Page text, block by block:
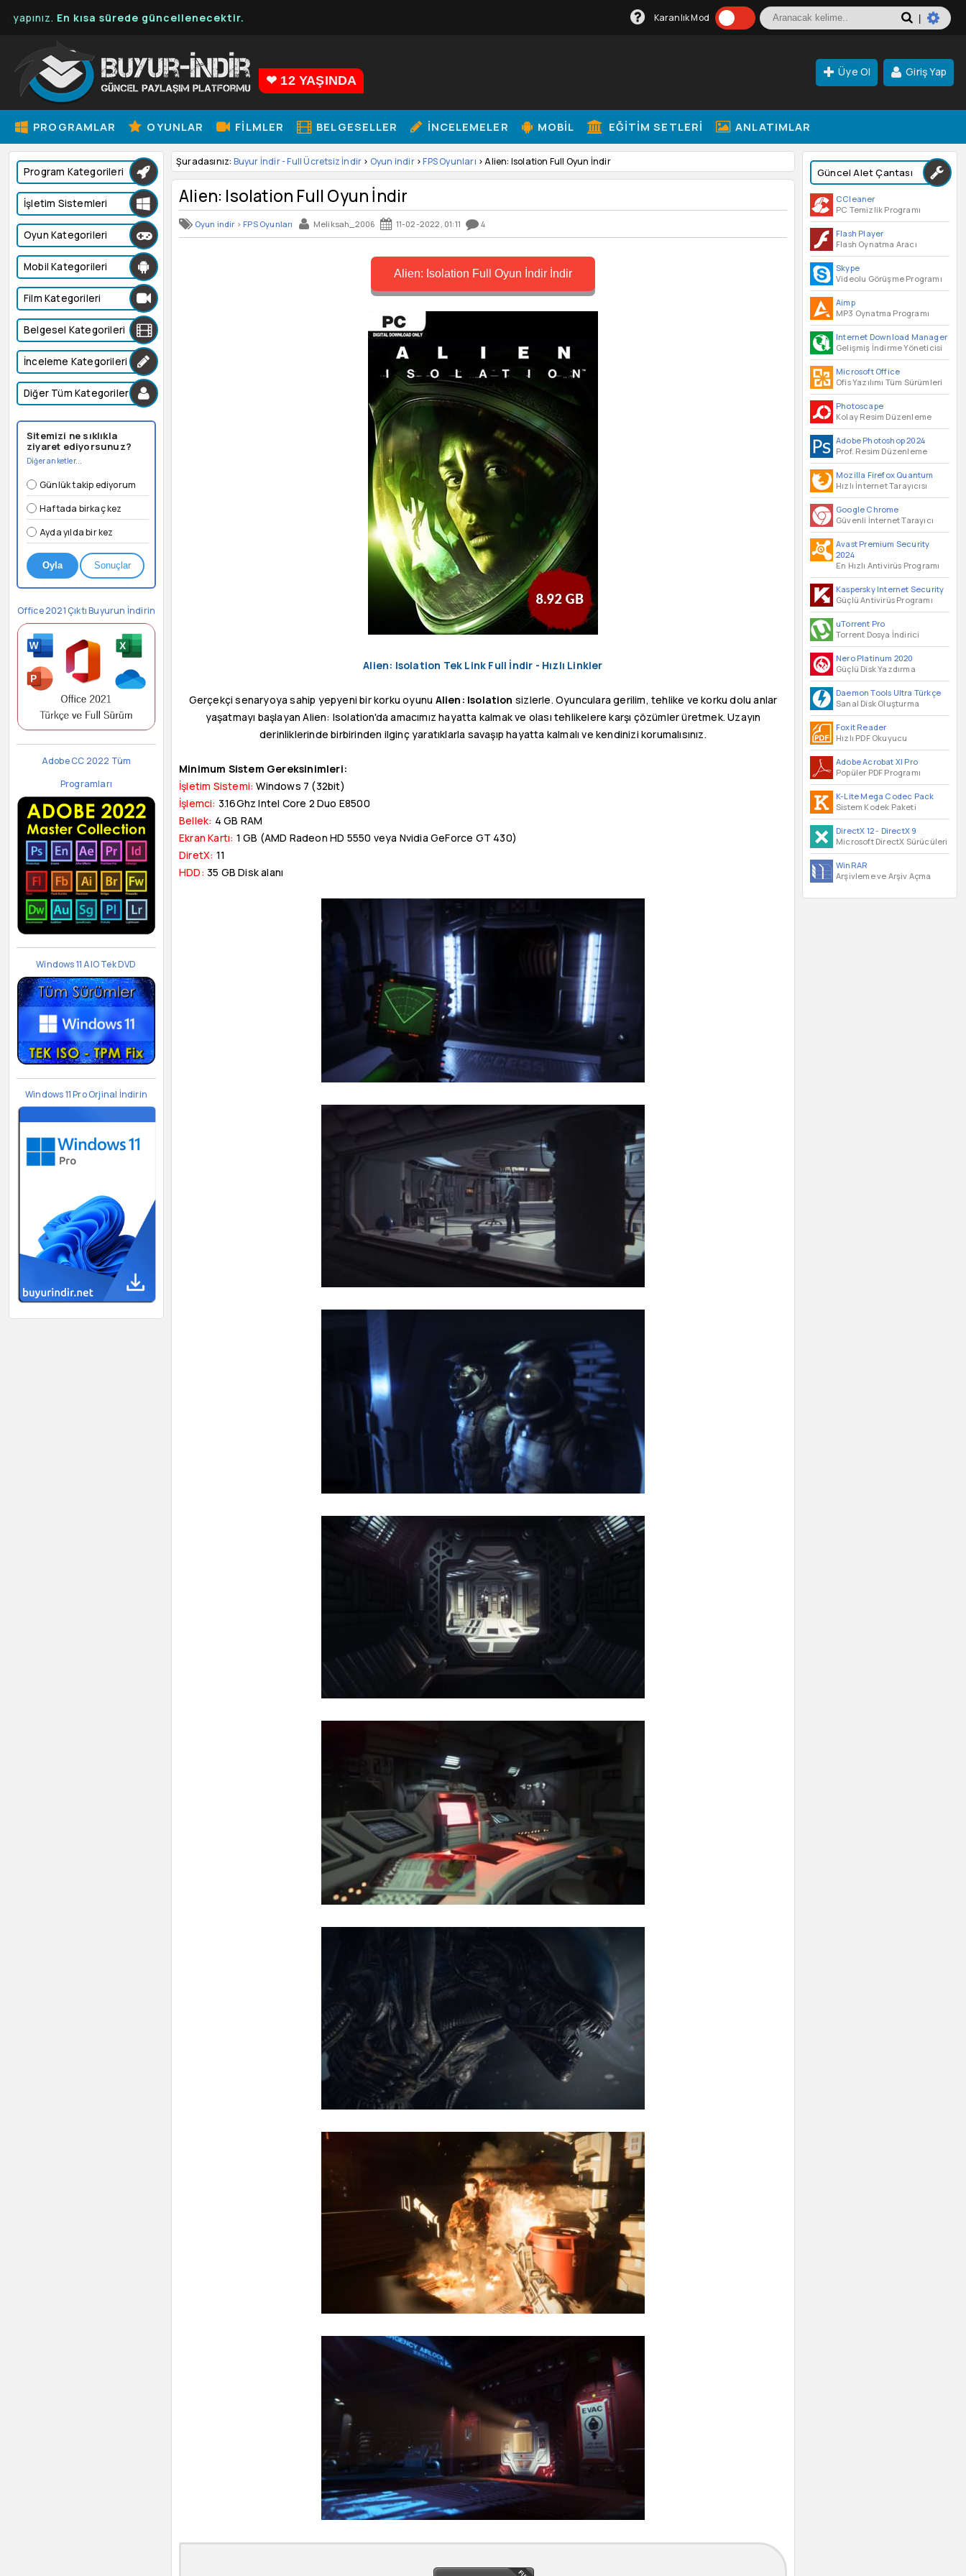
En kısa sürede güncellenecektir. Karanlık Mod
❤ 12 YAŞINDA
Üye Ol Giriş Yap
PROGRAMLAR OYUNLAR FILMLER BELGESELLER İNCELEMELER MOBIL EĞITIM SETLERI ANLATIMLAR
Güncel Alet Çantası
CCleaner
PC Temizlik Programı
Flash Player
Flash Oynatma Aracı
Skype
Videolu Görüşme Programı
Aimp
MP3 Oynatma Programı
Internet Download Manager
Gelişmiş İndirme Yöneticisi
Microsoft Office
Ofis Yazılımı Tüm Sürümleri
Photoscape
Kolay Resim Düzenleme
Adobe Photoshop 2024
Prof. Resim Düzenleme
Mozilla Firefox Quantum
Hızlı İnternet Tarayıcısı
Google Chrome
Güvenli İnternet Tarayıcı
Avast Premium Security
2024
En Hızlı Antivirüs Programı
Kaspersky Internet Security
Güçlü Antivirüs Programı
uTorrent Pro
Torrent Dosya İndirici
Nero Platinum 2020
Güçlü Disk Yazdırma
Daemon Tools Ultra Türkçe
Sanal Disk Oluşturma
Foxit Reader
Hızlı PDF Okuyucu
Adobe Acrobat XI Pro
Popüler PDF Programı
K-Lite Mega Codec Pack
Sistem Kodek Paketi
DirectX 12- DirectX 9
Microsoft DirectX Sürücüleri
WinRAR
Arşivleme ve Arşiv Açma
Program Kategorileri
İşletim Sistemleri
Oyun Kategorileri
Mobil Kategorileri
Film Kategorileri
Belgesel Kategorileri
İnceleme Kategorileri
Diğer Tüm Kategoriler
Sitemizi ne sıklıkla
ziyaret ediyorsunuz?
Diğer anketler...
Günlük takip ediyorum
Haftada birkaç kez
Ayda yılda bir kez
Oyla Sonuçlar
Office 2021 Çıktı Buyurun İndirin
Adobe CC 2022 Tüm
Programları
Windows 11 AIO Tek DVD
Windows 11 Pro Orjinal İndirin
Şuradasınız: Buyur İndir - Full Ücretsiz İndir > Oyun indir>FPS Oyunları > Alien: Isolation Full Oyun İndir
Alien: Isolation Full Oyun İndir
Oyun indir >FPS Oyunları Meliksah_2006 11-02-2022, 01:11 4
Alien: Isolation Full Oyun İndir İndir
Alien: Isolation Tek Link Full İndir - Hızlı Linkler
Gerçekçi senaryoya sahip yepyeni bir korku oyunu Alien: Isolation sizlerle. Oyunculara gerilim, tehlike ve korku dolu anlar
yaşatmayı başlayan Alien: Isolation'da amacımız hayatta kalmak ve olası tehlikelere karşı çözümler üretmek. Uzayın
derinliklerinde birbirinden ilginç yaratıklarla savaşıp hayatta kalmalı ve kendinizi korumalısınız.
Minimum Sistem Gereksinimleri:
İşletim Sistemi: Windows 7 (32bit)
İşlemci: 3.16Ghz Intel Core 2 Duo E8500
Bellek: 4 GB RAM
Ekran Kartı: 1 GB (AMD Radeon HD 5550 veya Nvidia GeForce GT 430)
DiretX: 11
HDD: 35 GB Disk alanı